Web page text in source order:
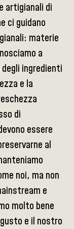
artigianali di
ci guidano
materie
a
ingredienti
e la
di
essere
al
noi, ma non
e
molto bene
e il nostro